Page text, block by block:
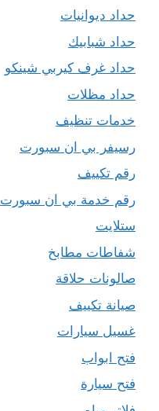
حداد ديوانيات
حداد شبابيك
حداد غرف كيربي شينكو
حداد مظلات
خدمات تنظيف
رسيفر بي ان سبورت
رقم تكييف
رقم خدمة بي ان سبورت
ستلايت
شفاطات مطابخ
صالونات حلاقة
صيانة تكييف
غسيل سيارات
فتح ابواب
فتح سيارة